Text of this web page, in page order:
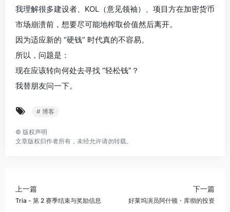
我理解很多建设者、KOL（意见领袖）、项目方在加密货币
市场崩溃前，想要尽可能地榨取价值然后离开。
因为适应新的 “硬钱” 时代真的不容易。
所以，问题是：
现在应该转向何处去寻找 “轻松钱”？
我替朋友问一下。
# 博客
© 版权声明
文章版权归作者所有，未经允许请勿转载。
上一篇
Tria - 第 2 赛季结束与奖励信息
下一篇
好莱坞演员阿什顿・库彻的投资